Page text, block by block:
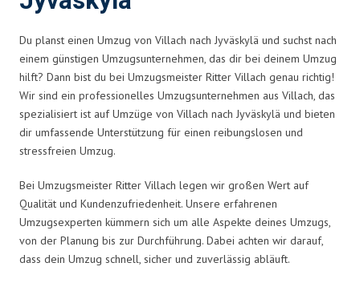
Du planst einen Umzug von Villach nach Jyväskylä und suchst nach
einem günstigen Umzugsunternehmen, das dir bei deinem Umzug
hilft? Dann bist du bei Umzugsmeister Ritter Villach genau richtig!
Wir sind ein professionelles Umzugsunternehmen aus Villach, das
spezialisiert ist auf Umzüge von Villach nach Jyväskylä und bieten
dir umfassende Unterstützung für einen reibungslosen und
stressfreien Umzug.
Bei Umzugsmeister Ritter Villach legen wir großen Wert auf
Qualität und Kundenzufriedenheit. Unsere erfahrenen
Umzugsexperten kümmern sich um alle Aspekte deines Umzugs,
von der Planung bis zur Durchführung. Dabei achten wir darauf,
dass dein Umzug schnell, sicher und zuverlässig abläuft.